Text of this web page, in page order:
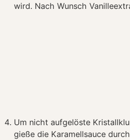
wird. Nach Wunsch
Um nicht aufgelöste
gieße die Karamellsauce